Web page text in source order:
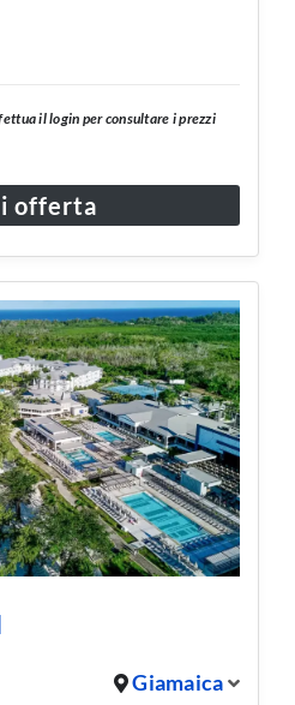
il login per consultare i prezzi
offerta
Giamaica